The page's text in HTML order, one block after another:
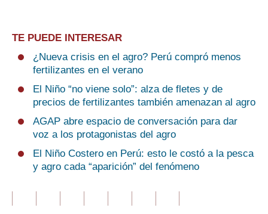
TE PUEDE INTERESAR
¿Nueva crisis en el agro? Perú compró menos
fertilizantes en el verano
El Niño “no viene solo”: alza de fletes y de
precios de fertilizantes también amenazan al agro
AGAP abre espacio de conversación para dar
voz a los protagonistas del agro
El Niño Costero en Perú: esto le costó a la pesca
y agro cada “aparición” del fenómeno